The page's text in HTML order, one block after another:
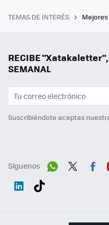
TEMAS DE INTERÉS
RECIBE "Xatakaletter",
SEMANAL
Suscribiéndote aceptas
Síguenos